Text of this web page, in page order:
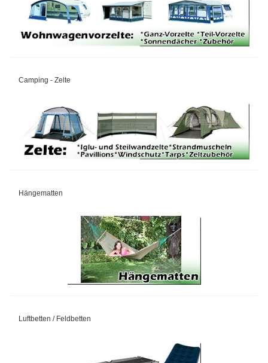
Camping - Zelte
Hängematten
Luftbetten / Feldbetten